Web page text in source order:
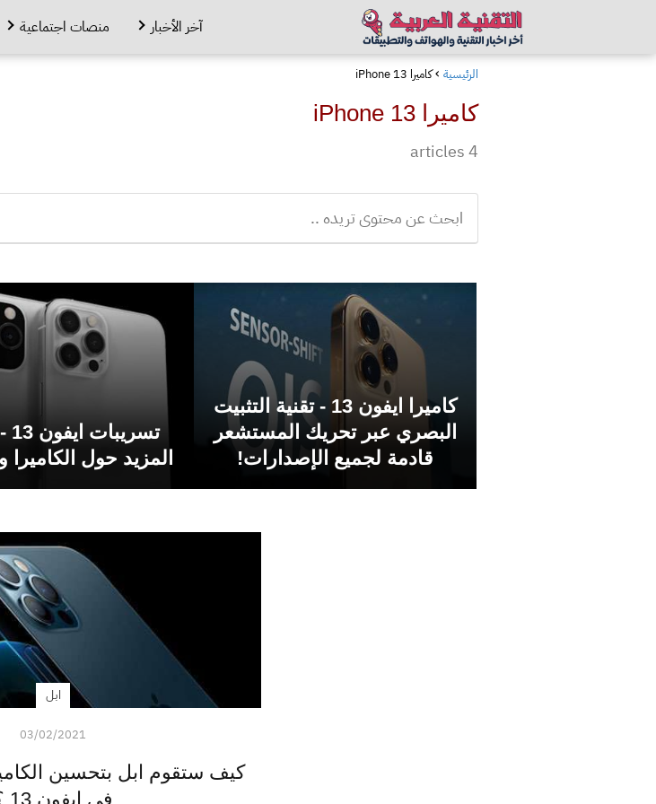
آخر الأخبار منصات اجتماعية
الرئيسية كاميرا iPhone 13
كاميرا iPhone 13
4 articles
كاميرا ايفون 13 - تقنية التثبيت
البصري عبر تحريك المستشعر
قادمة لجميع الإصدارات!
المزيد حول الكاميرا
ابل
03/02/2021
كيف ستقوم ابل بتحسين
في ايفون 13 ؟